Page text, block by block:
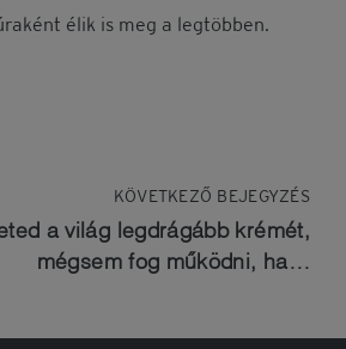
élik is meg a legtöbben.
KÖVETKEZŐ BEJEGYZÉS
a világ legdrágább krémét,
mégsem fog működni, ha…